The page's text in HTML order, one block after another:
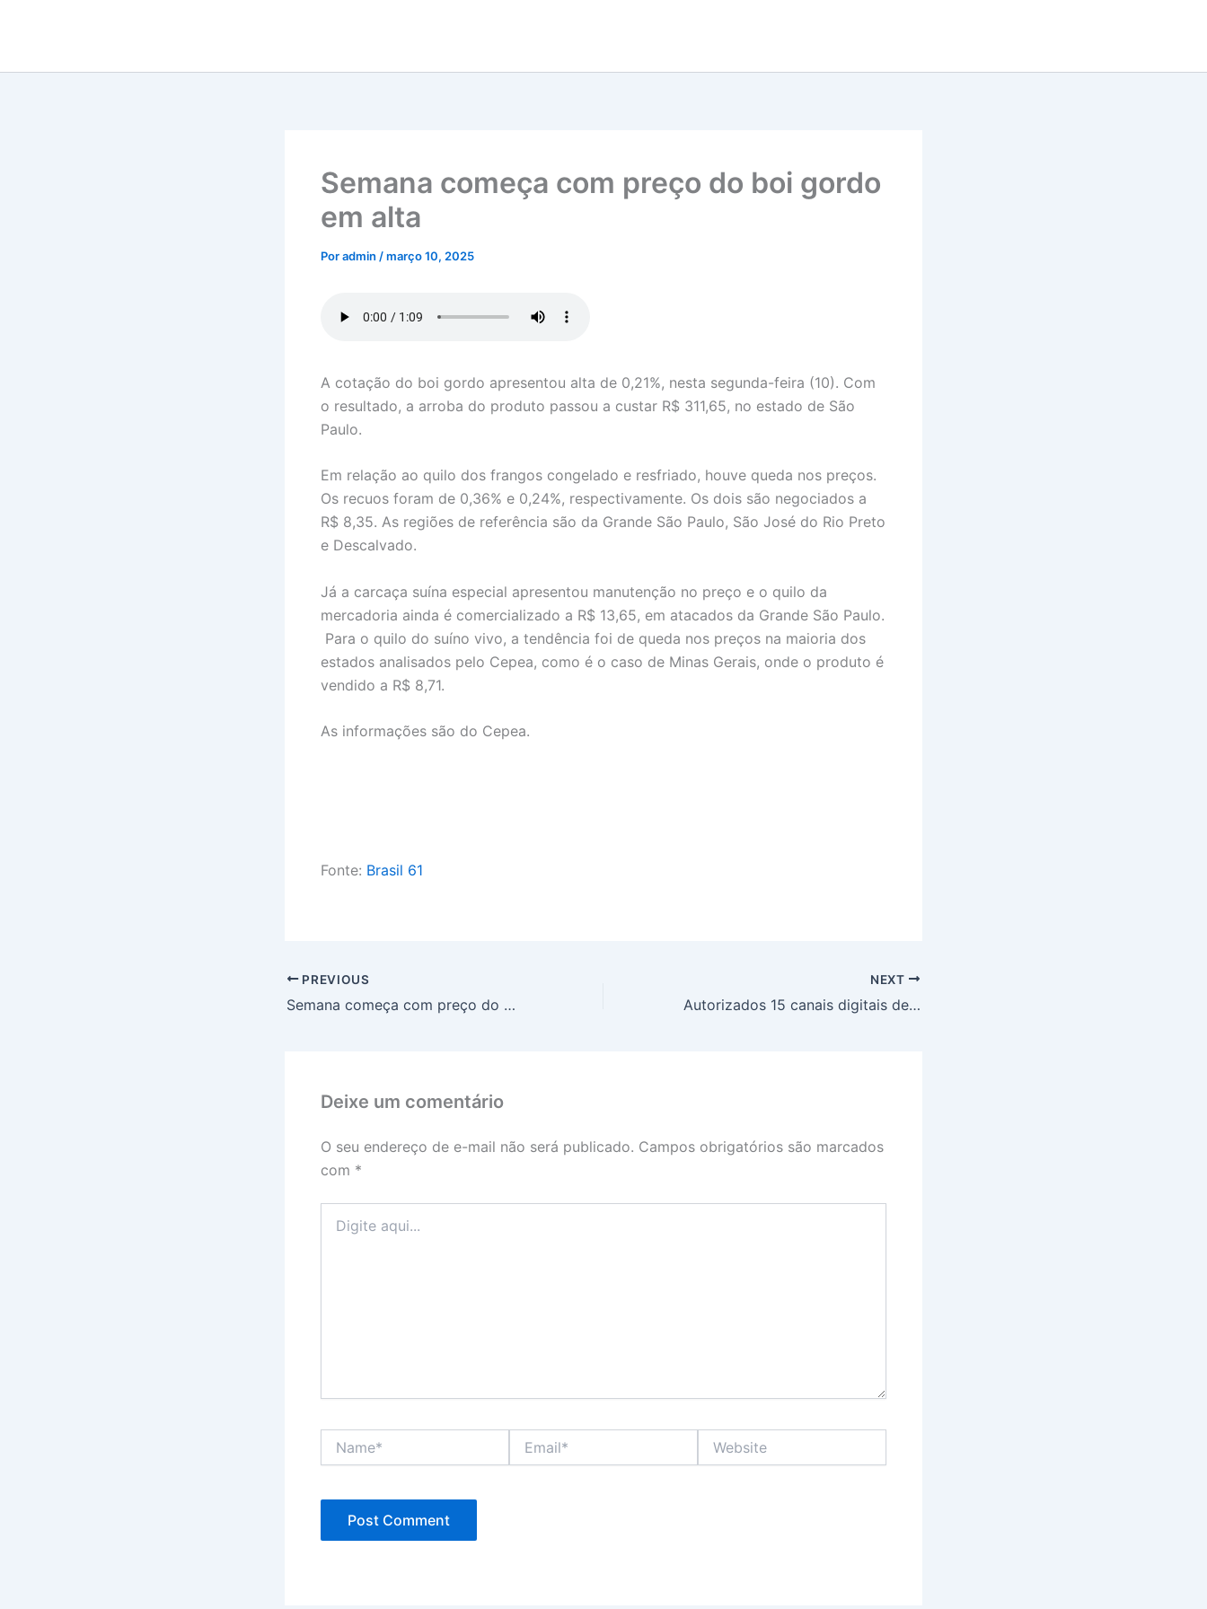
Semana começa com preço do boi gordo
em alta
Poradmin /março 10, 2025
A cotação do boi gordo apresentou alta de 0,21%, nesta segunda-feira (10). Com
o resultado, a arroba do produto passou a custar R$ 311,65, no estado de São
Paulo.
Em relação ao quilo dos frangos congelado e resfriado, houve queda nos preços.
Os recuos foram de 0,36% e 0,24%, respectivamente. Os dois são negociados a
R$ 8,35. As regiões de referência são da Grande São Paulo, São José do Rio Preto
e Descalvado.
Já a carcaça suína especial apresentou manutenção no preço e o quilo da
mercadoria ainda é comercializado a R$ 13,65, em atacados da Grande São Paulo.
Para o quilo do suíno vivo, a tendência foi de queda nos preços na maioria dos
estados analisados pelo Cepea, como é o caso de Minas Gerais, onde o produto é
vendido a R$ 8,71.
As informações são do Cepea.
Fonte: Brasil 61
PREVIOUS
Semana começa com preço do boi gordo em alta
NEXT
Autorizados 15 canais digitais de TV em 10 cidades do Piauí, em 2024
Deixe um comentário
O seu endereço de e-mail não será publicado. Campos obrigatórios são marcados
com *
aqui...